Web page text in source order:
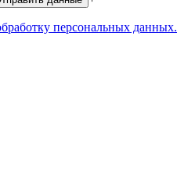
персональных данных.